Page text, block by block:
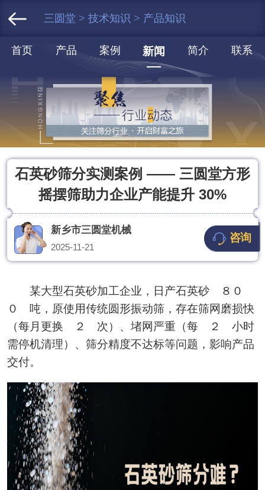
三圆堂 > 技术知识 > 产品知识
首页 产品 案例 新闻 简介 联系
石英砂筛分实测案例 —— 三圆堂方形
摇摆筛助力企业产能提升 30%
新乡市三圆堂机械
2025-11-21
咨询
某大型石英砂加工企业，日产石英砂 ８０
０ 吨，原使用传统圆形振动筛，存在筛网磨损快
（每月更换 ２ 次）、堵网严重（每 ２ 小时
需停机清理）、筛分精度不达标等问题，影响产品
交付。